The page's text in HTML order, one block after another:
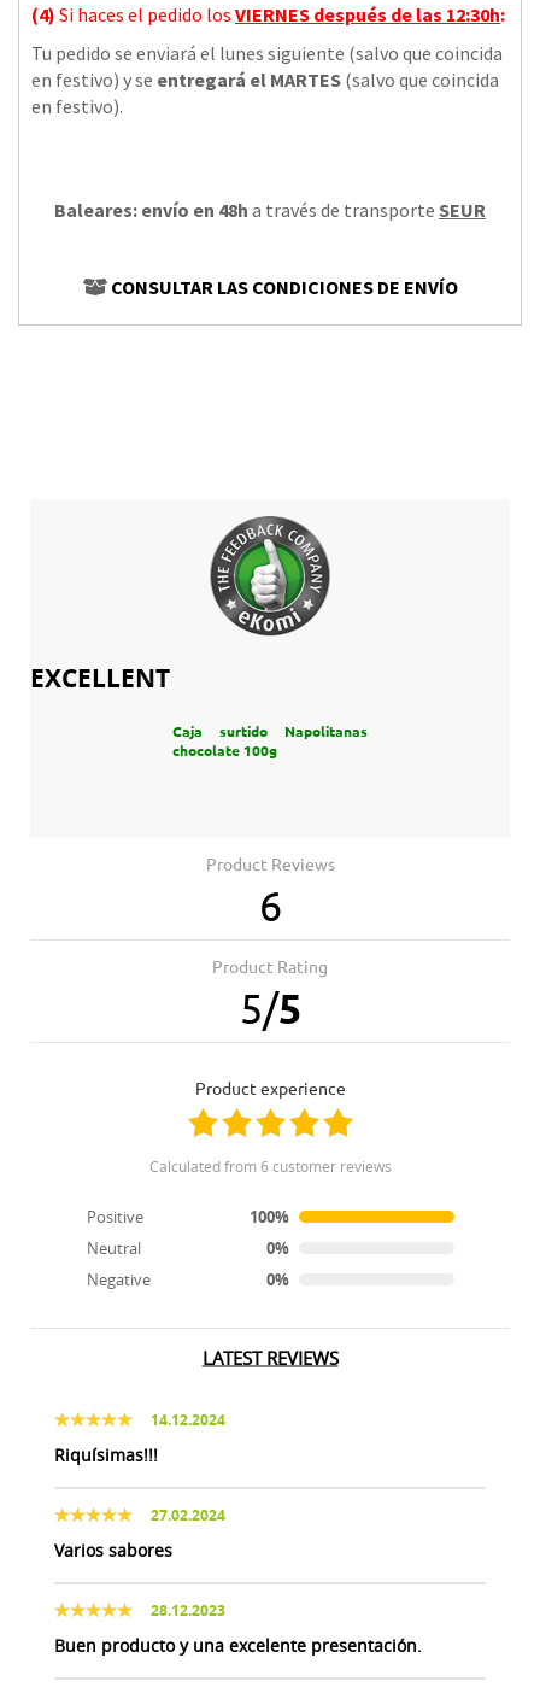
(4) Si haces el pedido los VIERNES después de las 12:30h:
Tu pedido se enviará el lunes siguiente (salvo que coincida
en festivo) y se entregará el MARTES (salvo que coincida
en festivo).
Baleares: envío en 48h a través de transporte SEUR
CONSULTAR LAS CONDICIONES DE ENVÍO
EXCELLENT
Caja surtido Napolitanas
chocolate 100g
Product Reviews
6
Product Rating
5/5
product experience
calculated from 6 customer reviews
Positive
100%
Neutral
0%
Negative
0%
LATEST REVIEWS
14.12.2024
Riquísimas!!!
27.02.2024
Varios sabores
28.12.2023
Buen producto y una excelente presentación.